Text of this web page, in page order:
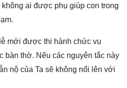
ai được phụ giúp con trong
mới được thi hành chức vụ
bàn thờ. Nếu các nguyên tắc này
nộ của Ta sẽ không nổi lên với